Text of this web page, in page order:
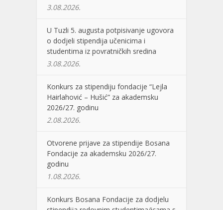
3.08.2026.
U Tuzli 5. augusta potpisivanje ugovora
o dodjeli stipendija učenicima i
studentima iz povratničkih sredina
3.08.2026.
Konkurs za stipendiju fondacije “Lejla
Hairlahović – Hušić” za akademsku
2026/27. godinu
2.08.2026.
Otvorene prijave za stipendije Bosana
Fondacije za akademsku 2026/27.
godinu
1.08.2026.
Konkurs Bosana Fondacije za dodjelu